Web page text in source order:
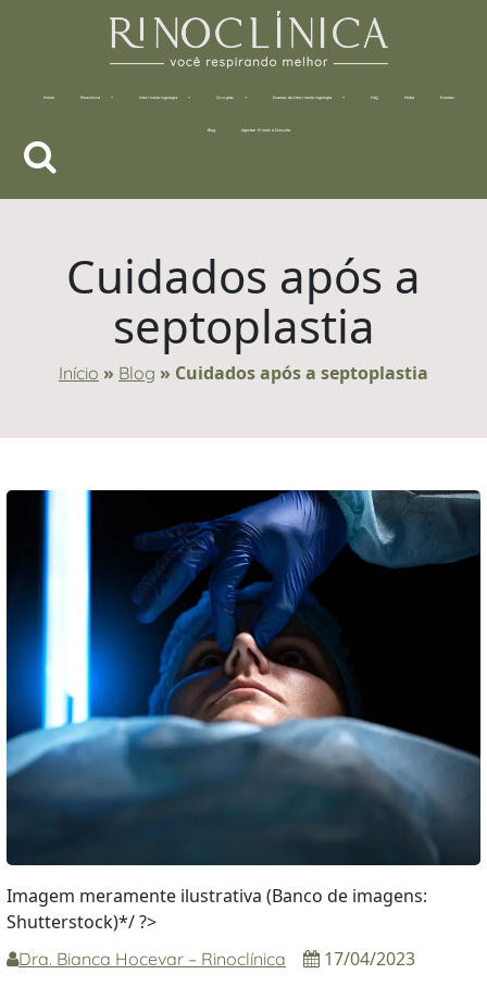
Home Rinoclínica Otorrinolaringologia Cirurgias Exames da Otorrinolaringologia FAQ Mídia Eventos
Blog Agendar Primeira Consulta
Cuidados após a
septoplastia
Início » Blog » Cuidados após a septoplastia
Imagem meramente ilustrativa (Banco de imagens:
Shutterstock)*/ ?>
Dra. Bianca Hocevar – Rinoclínica
17/04/2023